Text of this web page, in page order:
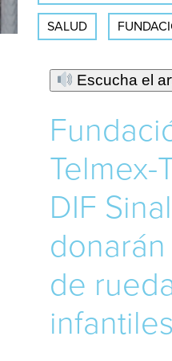
SALUD
Escucha el
Telmex-
DIF
de
infantiles